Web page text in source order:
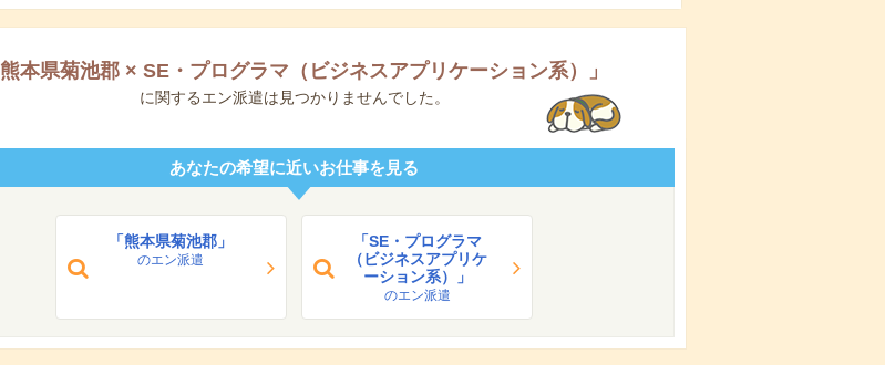
熊本県菊池郡 × SE・プログラマ（ビジネスアプリケーション系） 」
に関するエン派遣は見つかりませんでした。
あなたの希望に近いお仕事を見る
「熊本県菊池郡」
のエン派遣
「SE・プログラマ
（ビジネスアプリケ
ーション系）」
のエン派遣